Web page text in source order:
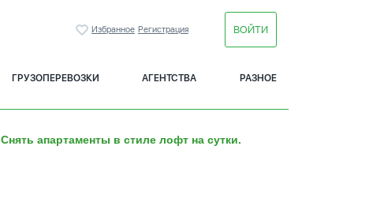
Избранное Регистрация ВОЙТИ
ГРУЗОПЕРЕВОЗКИ АГЕНТСТВА РАЗНОЕ
Снять апартаменты в стиле лофт на сутки.